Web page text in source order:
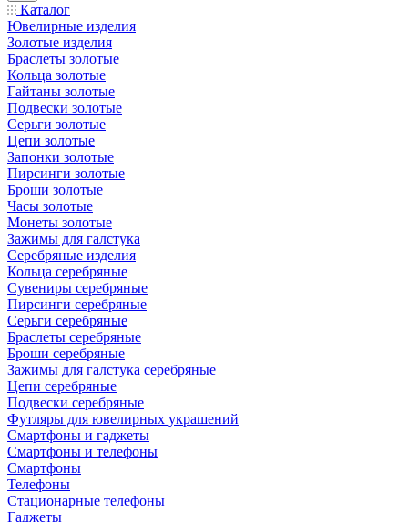
Каталог
Ювелирные изделия
Золотые изделия
Браслеты золотые
Кольца золотые
Гайтаны золотые
Подвески золотые
Серьги золотые
Цепи золотые
Запонки золотые
Пирсинги золотые
Броши золотые
Часы золотые
Монеты золотые
Зажимы для галстука
Серебряные изделия
Кольца серебряные
Сувениры серебряные
Пирсинги серебряные
Серьги серебряные
Браслеты серебряные
Броши серебряные
Зажимы для галстука серебряные
Цепи серебряные
Подвески серебряные
Футляры для ювелирных украшений
Смартфоны и гаджеты
Смартфоны и телефоны
Смартфоны
Телефоны
Стационарные телефоны
Гаджеты